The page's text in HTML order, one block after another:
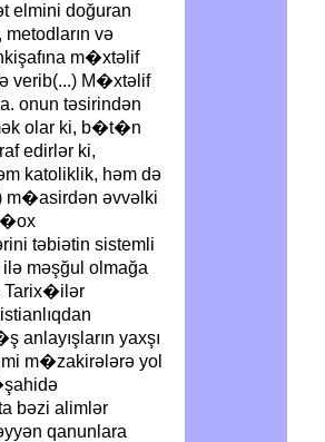
elmini doğuran
metodların və
m�xtəlif
verib(...) M�xtəlif
onun təsirindən
olar ki, b�t�n
edirlər ki,
katoliklik, həm də
m�asirdən əvvəlki
təbiətin sistemli
məşğul olmağa
Tarix�ilər
yaxşı
m�zakirələrə yol
bəzi alimlər
qanunlara